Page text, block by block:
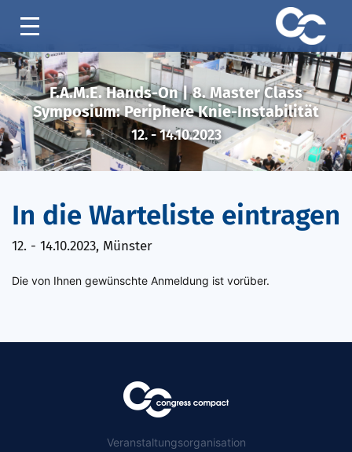
F.A.M.E. Hands-On | 8. Master Class
Symposium: Periphere Knie-Instabilität
12. - 14.10.2023
In die Warteliste eintragen
12. - 14.10.2023, Münster
Die von Ihnen gewünschte Anmeldung ist vorüber.
Veranstaltungsorganisation